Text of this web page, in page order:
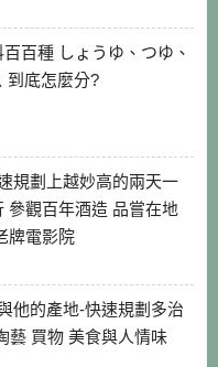
百種 しょうゆ、つゆ、
到底怎麼分?
規劃上越妙高的兩天一
參觀百年酒造 品嘗在地
牌電影院
他的產地-快速規劃多治
藝 買物 美食與人情味